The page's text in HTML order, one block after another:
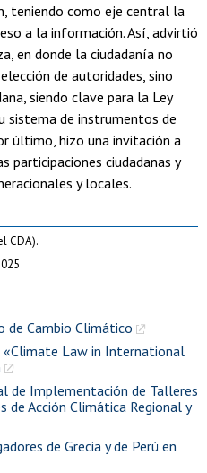
de Cambio Climático
«Climate Law in International
de Implementación de Talleres
de Acción Climática Regional y
de Grecia y de Perú en
teniendo como eje central la
a la información. Así, advirtió
en donde la ciudadanía no
de autoridades, sino
siendo clave para la Ley
sistema de instrumentos de
último, hizo una invitación a
participaciones ciudadanas y
y locales.
CDA).